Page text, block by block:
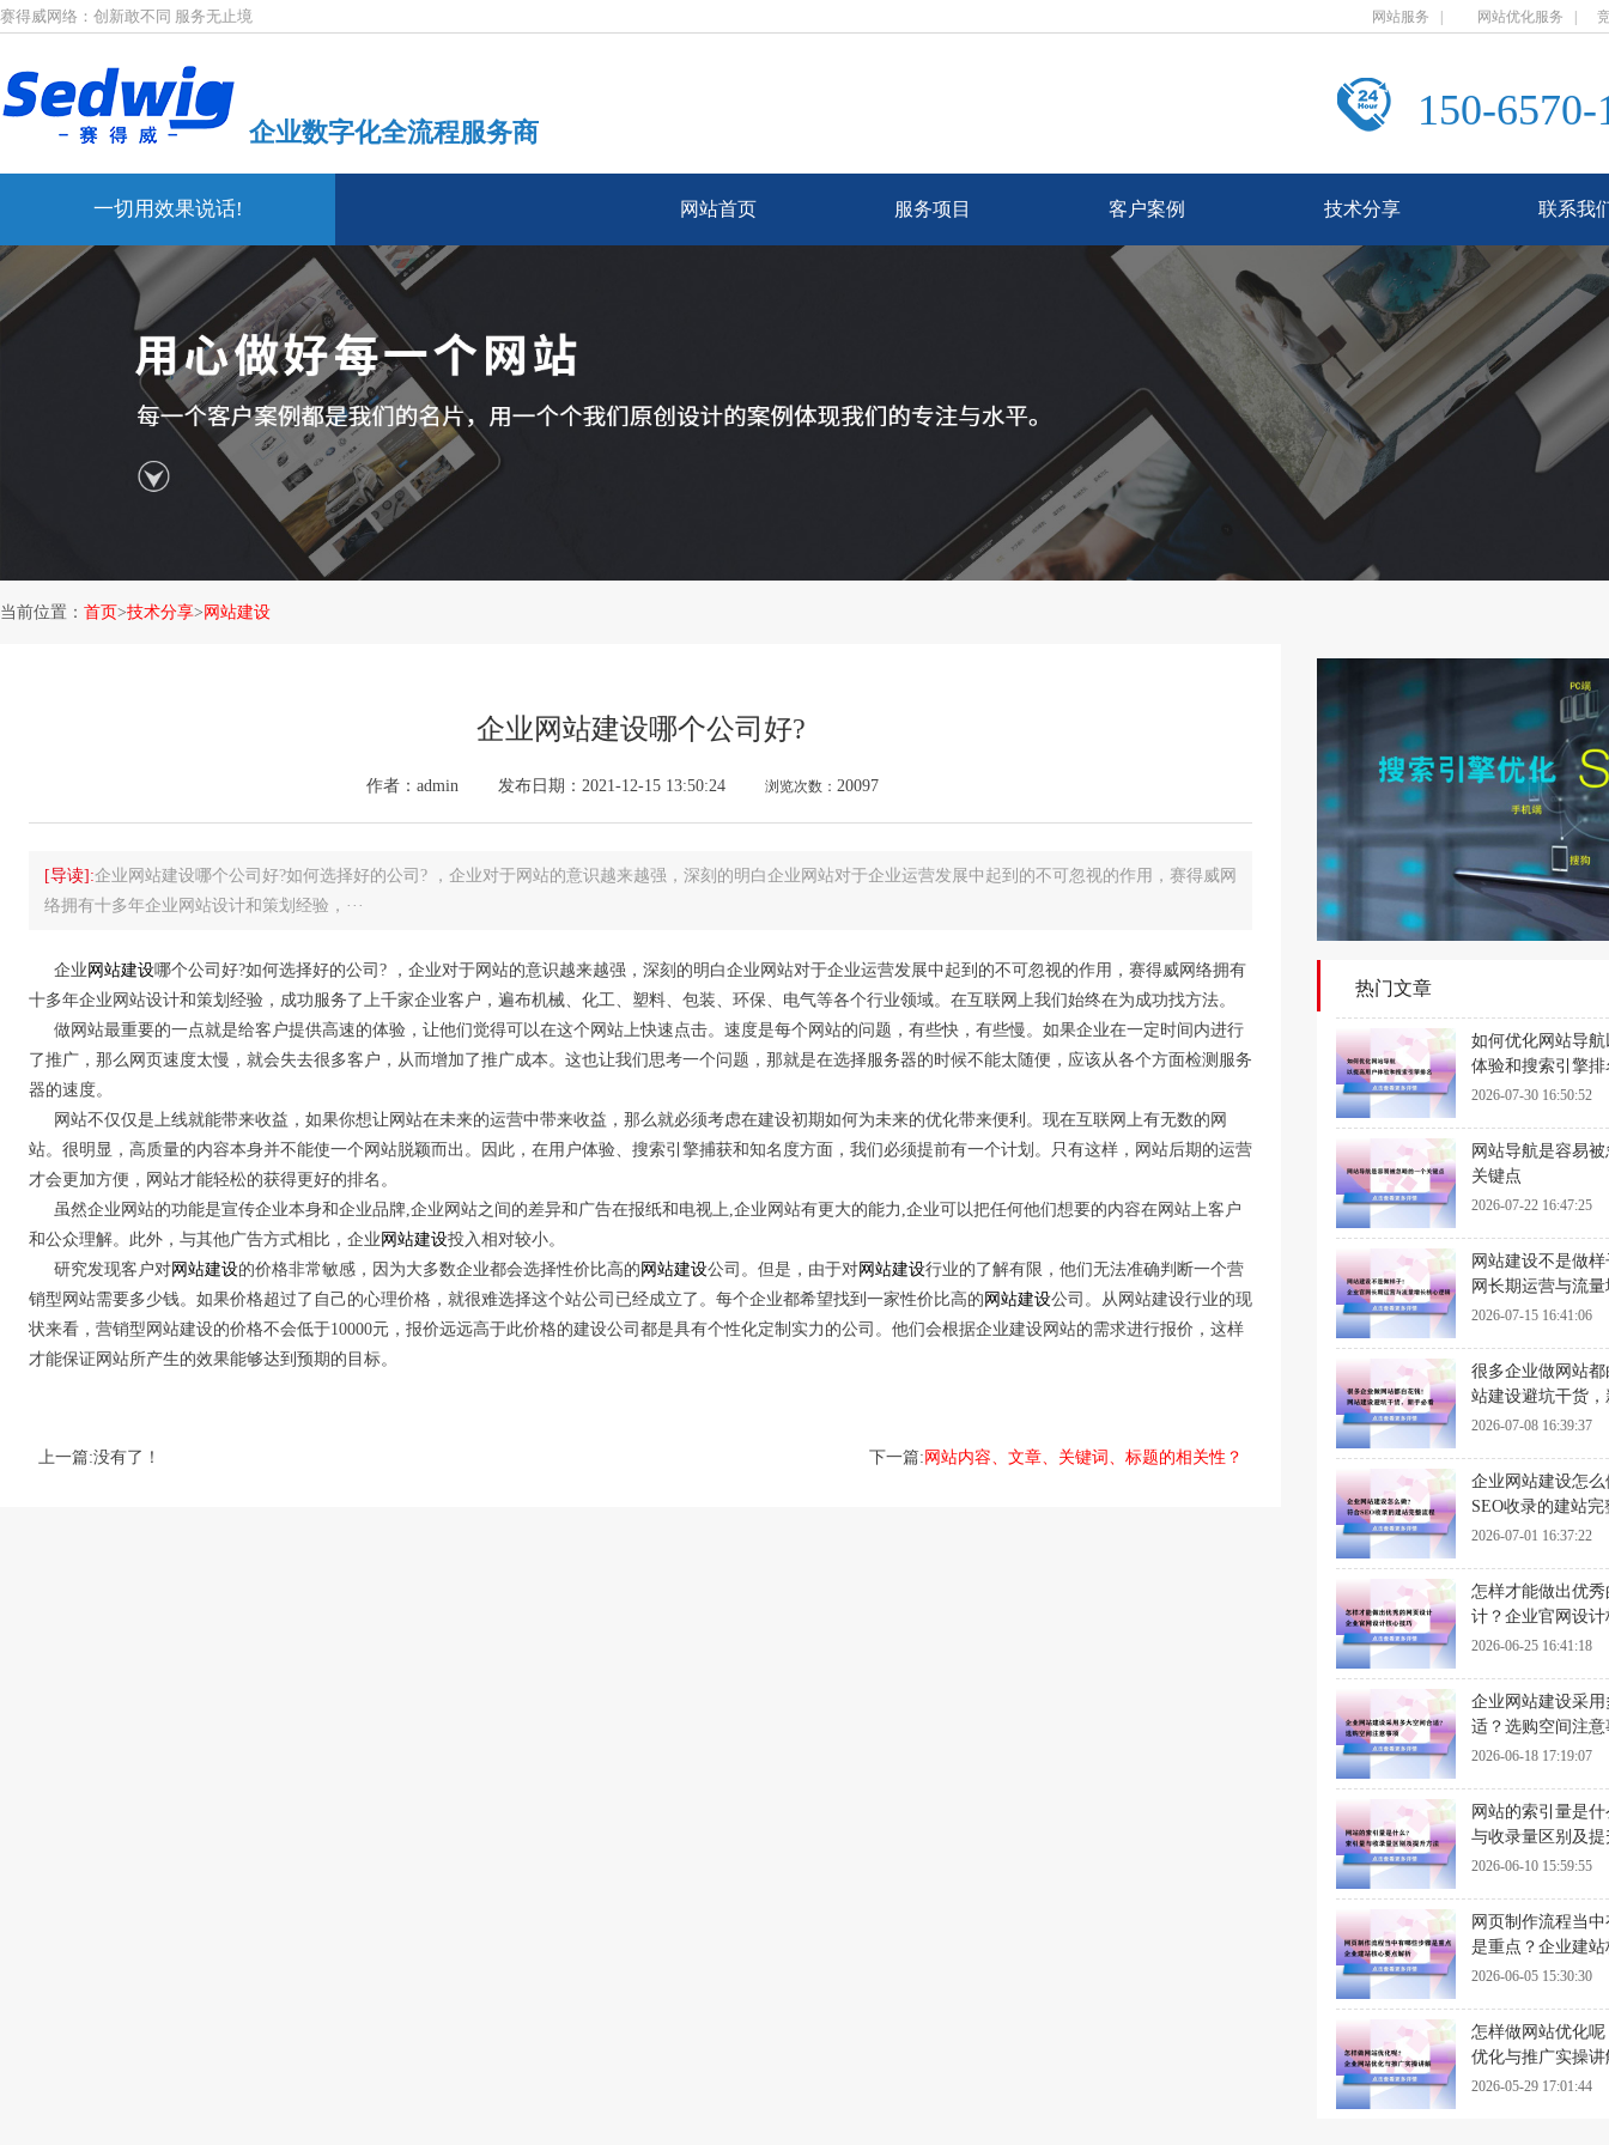
赛得威网络：创新敢不同 服务无止境 网站服务 网站优化服务
企业数字化全流程服务商 150-6570-
一切用效果说话! 网站首页 服务项目 客户案例 技术分享 联系我
当前位置： 首页>技术分享> 网站建设
企业网站建设哪个公司好?
作者：admin 发布日期：2021-12-15 13:50:24 浏览次数： 20097
[导读]:企业网站建设哪个公司好?如何选择好的公司? ，企业对于网站的意识越来越强，深刻的明白企业网站对于企业运营发展中起到的不可忽视的作用，赛得威网
络拥有十多年企业网站设计和策划经验，···
企业 网站建设哪个公司好?如何选择好的公司? ，企业对于网站的意识越来越强，深刻的明白企业网站对于企业运营发展中起到的不可忽视的作用，赛得威网络拥有
十多年企业网站设计和策划经验，成功服务了上千家企业客户，遍布机械、化工、塑料、包装、环保、电气等各个行业领域。在互联网上我们始终在为成功找方法。
做网站最重要的一点就是给客户提供高速的体验，让他们觉得可以在这个网站上快速点击。速度是每个网站的问题，有些快，有些慢。如果企业在一定时间内进行
了推广，那么网页速度太慢，就会失去很多客户，从而增加了推广成本。这也让我们思考一个问题，那就是在选择服务器的时候不能太随便，应该从各个方面检测服务
器的速度。
网站不仅仅是上线就能带来收益，如果你想让网站在未来的运营中带来收益，那么就必须考虑在建设初期如何为未来的优化带来便利。现在互联网上有无数的网
站。很明显，高质量的内容本身并不能使一个网站脱颖而出。因此，在用户体验、搜索引擎捕获和知名度方面，我们必须提前有一个计划。只有这样，网站后期的运营
才会更加方便，网站才能轻松的获得更好的排名。
虽然企业网站的功能是宣传企业本身和企业品牌,企业网站之间的差异和广告在报纸和电视上,企业网站有更大的能力,企业可以把任何他们想要的内容在网站上客户
和公众理解。此外，与其他广告方式相比，企业 网站建设投入相对较小。
研究发现客户对网站建设的价格非常敏感，因为大多数企业都会选择性价比高的 网站建设公司。但是，由于对网站建设行业的了解有限，他们无法准确判断一个营
销型网站需要多少钱。如果价格超过了自己的心理价格，就很难选择这个站公司已经成立了。每个企业都希望找到一家性价比高的 网站建设公司。从网站建设行业的现
状来看，营销型网站建设的价格不会低于10000元，报价远远高于此价格的建设公司都是具有个性化定制实力的公司。他们会根据企业建设网站的需求进行报价，这样
才能保证网站所产生的效果能够达到预期的目标。
上一篇:没有了！ 下一篇: 网站内容、文章、关键词、标题的相关性？
热门文章
如何优化网站导
体验和搜索引擎排
2026-07-30 16:50:52
网站导航是容易
关键点
2026-07-22 16:47:25
网站建设不是做
网长期运营与流
辑
2026-07-15 16:41:06
很多企业做网站
站建设避坑干货
2026-07-08 16:39:37
企业网站建设怎
SEO收录的建站完
2026-07-01 16:37:22
怎样才能做出优
计？企业官网设
2026-06-25 16:41:18
企业网站建设采
适？选购空间注意
2026-06-18 17:19:07
网站的索引量是
与收录量区别及提
2026-06-10 15:59:55
网页制作流程当
是重点？企业建
析
2026-06-05 15:30:30
怎样做网站优化
优化与推广实操讲
2026-05-29 17:01:44